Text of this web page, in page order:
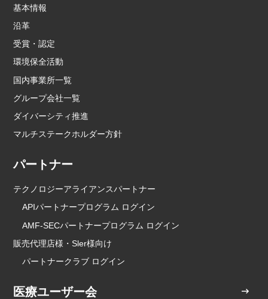
基本情報
沿革
受賞・認定
環境保全活動
国内事業所一覧
グループ会社一覧
ダイバーシティ推進
マルチステークホルダー方針
パートナー
テクノロジーアライアンスパートナー
APIパートナープログラム ログイン
AMF-SECパートナープログラム ログイン
販売代理店様・Sler様向け
パートナークラブ ログイン
医療ユーザー会